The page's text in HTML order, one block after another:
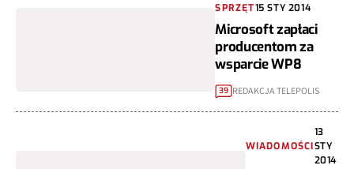
SPRZĘT15 STY 2014
Microsoft zapłaci
producentom za
wsparcie WP8
39 REDAKCJA TELEPOLIS
WIADOMOŚCI
13
STY
2014